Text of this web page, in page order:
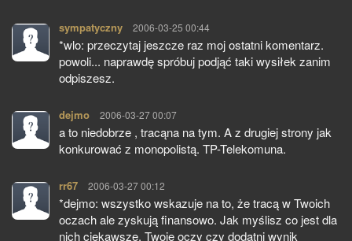
sympatyczny pisze:
2006-03-25 00:44
*wlo: przeczytaj jeszcze raz moj ostatni komentarz.
powoli... naprawdę spróbuj podjąć taki wysiłek zanim
odpiszesz.
dejmo pisze:
2006-03-27 00:07
a to niedobrze , tracąna na tym. A z drugiej strony jak
konkurować z monopolistą. TP-Telekomuna.
rr67 pisze:
2006-03-27 00:12
*dejmo: wszystko wskazuje na to, że tracą w Twoich
oczach ale zyskują finansowo. Jak myślisz co jest dla
nich ciekawsze, Twoje oczy czy dodatni wynik